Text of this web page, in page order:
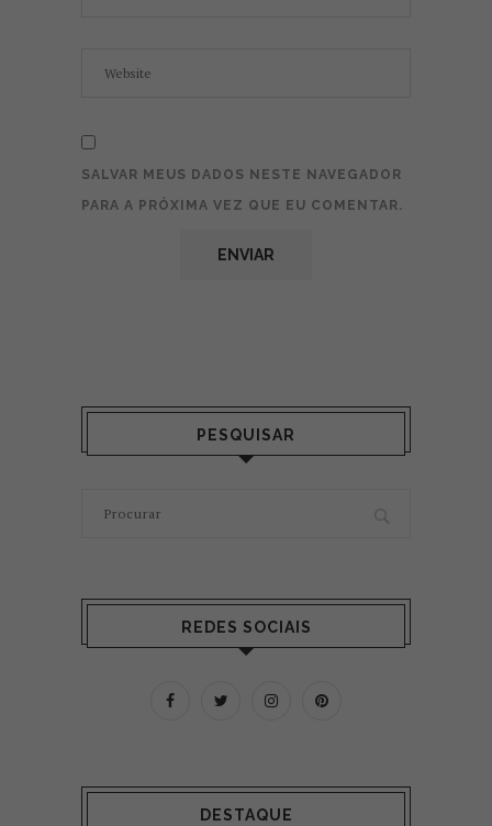
SALVAR MEUS DADOS NESTE NAVEGADOR
PARA A PRÓXIMA VEZ QUE EU COMENTAR.
PESQUISAR
REDES SOCIAIS
DESTAQUE